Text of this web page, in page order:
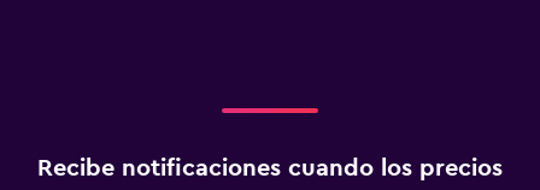
Recibe notificaciones cuando los precios